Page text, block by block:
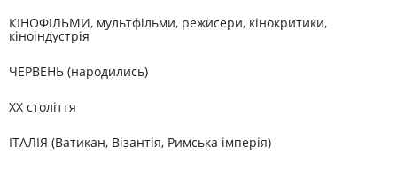
КІНОФІЛЬМИ, мультфільми, режисери, кінокритики,
кіноіндустрія
ЧЕРВЕНЬ (народились)
XX століття
ІТАЛІЯ (Ватикан, Візантія, Римська імперія)